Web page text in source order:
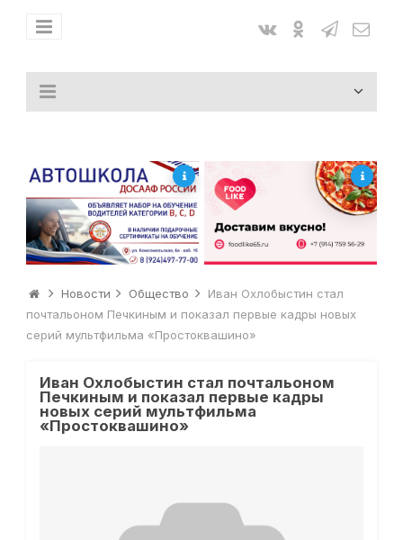
Новости Общество
Иван Охлобыстин стал
почтальоном Печкиным и показал первые кадры новых
серий мультфильма «Простоквашино»
Иван Охлобыстин стал почтальоном
Печкиным и показал первые кадры
новых серий мультфильма
«Простоквашино»